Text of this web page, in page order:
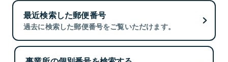
最近検索した郵便番号
過去に検索した郵便番号をご覧いただけます。